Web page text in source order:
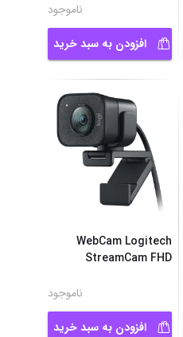
ناموجود
افزودن به سبد خرید
WebCam Logitech
StreamCam FHD
ناموجود
افزودن به سبد خرید